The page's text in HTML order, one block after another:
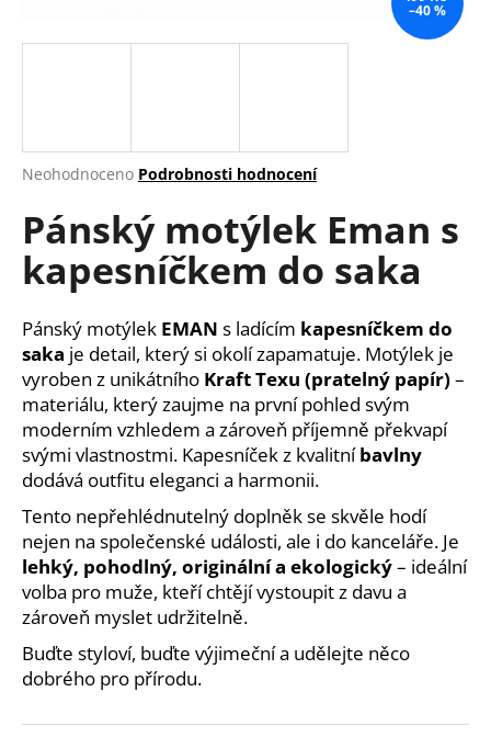
Průměrné
produktu
je
0,0
hvězdiček.
Neohodnoceno Podrobnosti hodnocení
Pánský motýlek Eman s
kapesníčkem do saka
Pánský motýlek EMAN s ladícím kapesníčkem do
saka je detail, který si okolí zapamatuje. Motýlek je
vyroben z unikátního Kraft Texu (pratelný papír) –
materiálu, který zaujme na první pohled svým
moderním vzhledem a zároveň příjemně překvapí
svými vlastnostmi. Kapesníček z kvalitníbavlny
dodává outfitu eleganci a harmonii.
Tento nepřehlédnutelný doplněk se skvěle hodí
nejen na společenské události, ale i do kanceláře. Je
lehký, pohodlný, originální a ekologický– ideální
volba pro muže, kteří chtějí vystoupit z davu a
zároveň myslet udržitelně.
Buďte styloví, buďte výjimeční a udělejte něco
dobrého pro přírodu.
–40 %
j
?
HLEDAT
D
o
p
o
r
u
č
u
j
e
m
e
OBAL